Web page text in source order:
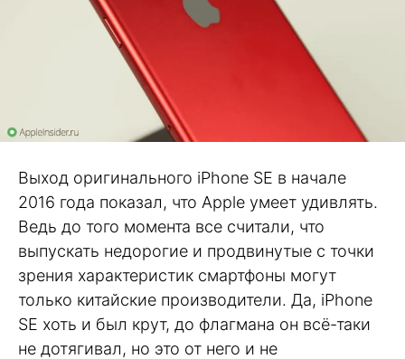
Выход оригинального iPhone SE в начале
2016 года показал, что Apple умеет удивлять.
Ведь до того момента все считали, что
выпускать недорогие и продвинутые с точки
зрения характеристик смартфоны могут
только китайские производители. Да, iPhone
SE хоть и был крут, до флагмана он всё-таки
не дотягивал, но это от него и не